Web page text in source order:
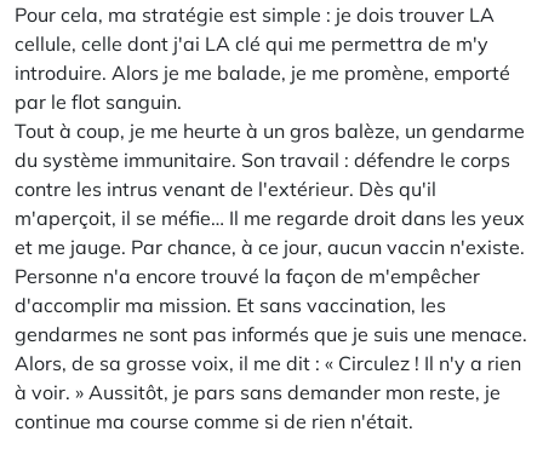
Pour cela, ma stratégie est simple : je dois trouver LA
cellule, celle dont j'ai LA clé qui me permettra de m'y
introduire. Alors je me balade, je me promène, emporté
par le flot sanguin.
Tout à coup, je me heurte à un gros balèze, un gendarme
du système immunitaire. Son travail : défendre le corps
contre les intrus venant de l'extérieur. Dès qu'il
m'aperçoit, il se méfie… Il me regarde droit dans les yeux
et me jauge. Par chance, à ce jour, aucun vaccin n'existe.
Personne n'a encore trouvé la façon de m'empêcher
d'accomplir ma mission. Et sans vaccination, les
gendarmes ne sont pas informés que je suis une menace.
Alors, de sa grosse voix, il me dit : « Circulez ! Il n'y a rien
à voir. » Aussitôt, je pars sans demander mon reste, je
continue ma course comme si de rien n'était.